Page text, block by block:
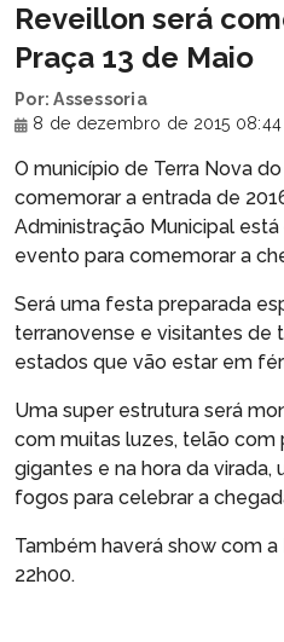
Reveillon será
Praça 13 de Maio
Por: Assessoria
8 de dezembro de 2015 08:44
O município de Terra Nova
comemorar a entrada de
Administração Municipal
evento para comemorar a
Será uma festa preparada
terranovense e visitantes de
estados que vão estar em
Uma super estrutura será
com muitas luzes, telão com
gigantes e na hora da virada,
fogos para celebrar a
Também haverá show com a
22h00.